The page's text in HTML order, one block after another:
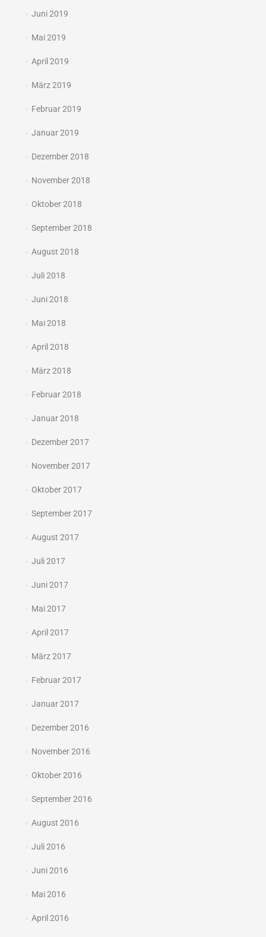
Juni 2019
Mai 2019
April 2019
März 2019
Februar 2019
Januar 2019
Dezember 2018
November 2018
Oktober 2018
September 2018
August 2018
Juli 2018
Juni 2018
Mai 2018
April 2018
März 2018
Februar 2018
Januar 2018
Dezember 2017
November 2017
Oktober 2017
September 2017
August 2017
Juli 2017
Juni 2017
Mai 2017
April 2017
März 2017
Februar 2017
Januar 2017
Dezember 2016
November 2016
Oktober 2016
September 2016
August 2016
Juli 2016
Juni 2016
Mai 2016
April 2016